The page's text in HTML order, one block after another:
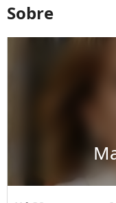
Sobre